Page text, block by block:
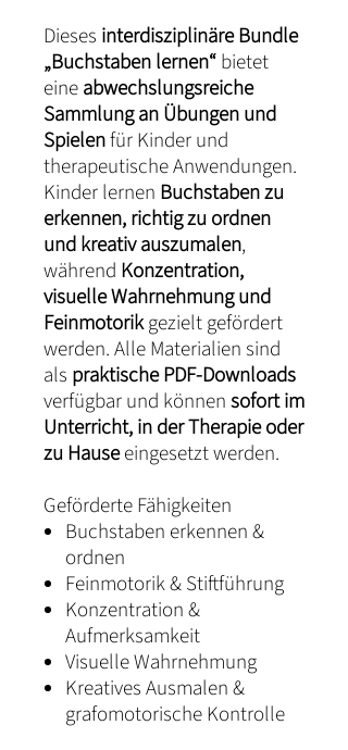
Dieses interdisziplinäre Bundle
„Buchstaben lernen“bietet
eineabwechslungsreiche
Sammlung an Übungen und
Spielenfür Kinder und
therapeutische Anwendungen.
Kinder lernen Buchstaben zu
erkennen, richtig zu ordnen
und kreativ auszumalen,
während Konzentration,
visuelle Wahrnehmung und
Feinmotorikgezielt gefördert
werden. Alle Materialien sind
als praktische PDF-Downloads
verfügbar und könnensofort im
Unterricht, in der Therapie oder
zu Hauseeingesetzt werden.
Geförderte Fähigkeiten
Buchstaben erkennen &
ordnen
Feinmotorik & Stiftführung
Konzentration &
Aufmerksamkeit
Visuelle Wahrnehmung
Kreatives Ausmalen &
grafomotorische Kontrolle